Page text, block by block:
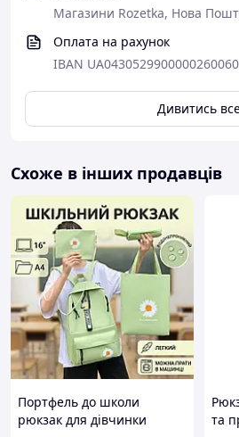
Магазини Rozetka, Нова
Оплата на рахунок
IBAN
Дивитись
Схоже в інших продавців
Портфель до школи
рюкзак для дівчинки
та